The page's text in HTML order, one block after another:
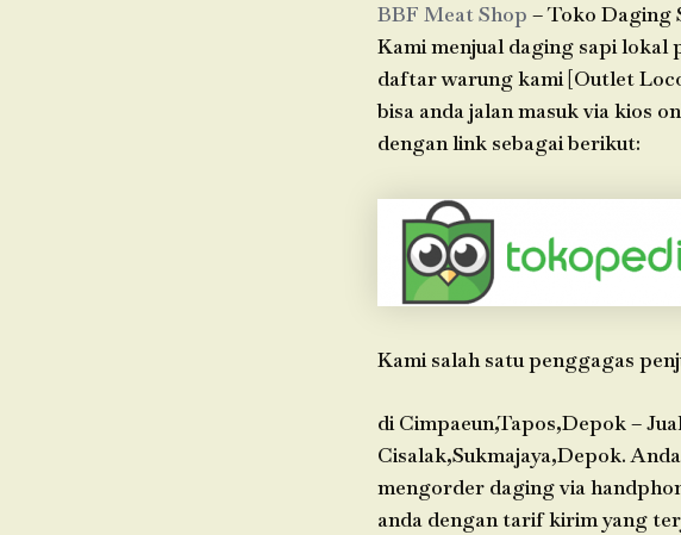
BBF Meat Shop – Toko Daging
Kami menjual daging sapi lokal
daftar warung kami [Outlet
bisa anda jalan masuk via kios
dengan link sebagai berikut:
Kami salah satu penggagas
di Cimpaeun,Tapos,Depok –
Cisalak,Sukmajaya,Depok.
mengorder daging via
anda dengan tarif kirim yang